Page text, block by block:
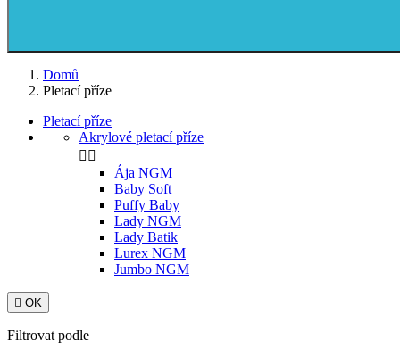
Domů
Pletací příze
Pletací příze
Akrylové pletací příze
 
Ája NGM
Baby Soft
Puffy Baby
Lady NGM
Lady Batik
Lurex NGM
Jumbo NGM
 OK
Filtrovat podle